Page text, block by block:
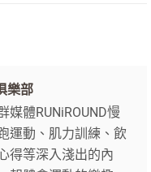
樂部
媒體RUNiROUND慢
運動、肌力訓練、飲
得等深入淺出的內